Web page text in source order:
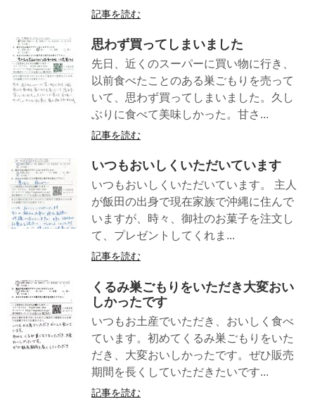
記事を読む
思わず買ってしまいました
先日、近くのスーパーに買い物に行き、
以前食べたことのある巣ごもりを売って
いて、思わず買ってしまいました。久し
ぶりに食べて美味しかった。甘さ...
記事を読む
いつもおいしくいただいています
いつもおいしくいただいています。 主人
が飯田の出身で現在家族で沖縄に住んで
いますが、時々、御社のお菓子を注文し
て、プレゼントしてくれま...
記事を読む
くるみ巣ごもりをいただき大変おい
しかったです
いつもお土産でいただき、おいしく食べ
ています。初めてくるみ巣ごもりをいた
だき、大変おいしかったです。ぜひ販売
期間を長くしていただきたいです...
記事を読む